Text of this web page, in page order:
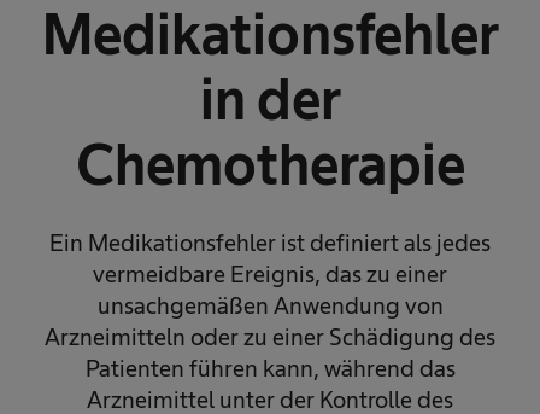
Medikationsfehler
in der
Chemotherapie
Ein Medikationsfehler ist definiert als jedes
vermeidbare Ereignis, das zu einer
unsachgemäßen Anwendung von
Arzneimitteln oder zu einer Schädigung des
Patienten führen kann, während das
Arzneimittel unter der Kontrolle des